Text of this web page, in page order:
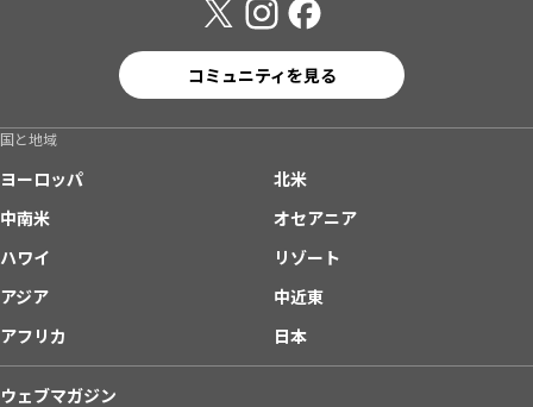
コミュニティを見る
国と地域
ヨーロッパ
北米
中南米
オセアニア
ハワイ
リゾート
アジア
中近東
アフリカ
日本
ウェブマガジン